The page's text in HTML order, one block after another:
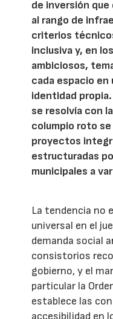
de inversión que
al rango de
criterios
inclusiva y, en
ambiciosos,
cada espacio
identidad
se resolvía con
columpio roto
proyectos
estructuradas
municipales a
La tendencia no
universal en el
demanda social
consistorios
gobierno, y el
particular la
establece las
accesibilidad en